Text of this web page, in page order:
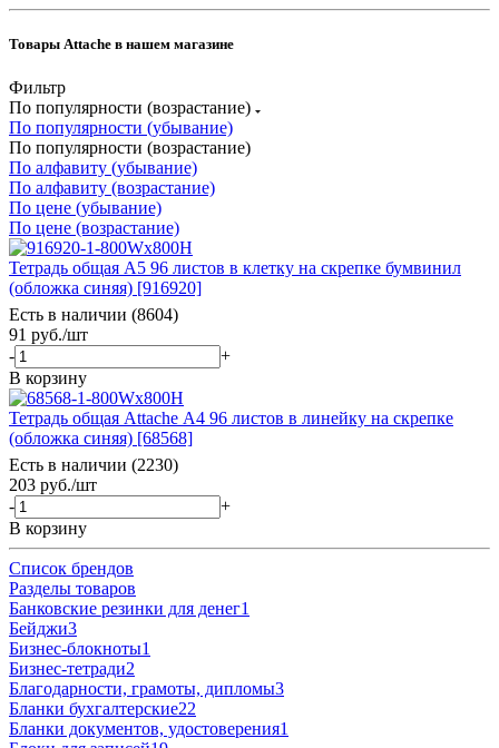
Товары Attache в нашем магазине
Фильтр
По популярности (возрастание)
По популярности (убывание)
По популярности (возрастание)
По алфавиту (убывание)
По алфавиту (возрастание)
По цене (убывание)
По цене (возрастание)
Тетрадь общая А5 96 листов в клетку на скрепке бумвинил
(обложка синяя) [916920]
Есть в наличии (8604)
91 руб./шт
-
+
В корзину
Тетрадь общая Attache А4 96 листов в линейку на скрепке
(обложка синяя) [68568]
Есть в наличии (2230)
203 руб./шт
-
+
В корзину
Список брендов
Разделы товаров
Банковские резинки для денег1
Бейджи3
Бизнес-блокноты1
Бизнес-тетради2
Благодарности, грамоты, дипломы3
Бланки бухгалтерские22
Бланки документов, удостоверения1